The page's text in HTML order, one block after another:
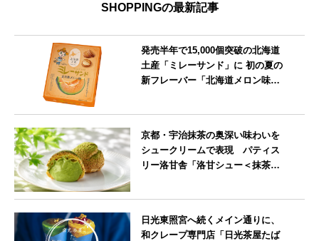
SHOPPINGの最新記事
発売半年で15,000個突破の北海道
土産「ミレーサンド」に 初の夏の
新フレーバー「北海道メロン味」
京都・宇治抹茶の奥深い味わいを
シュークリームで表現 パティス
リー洛甘舎「洛甘シュー＜抹茶
日光東照宮へ続くメイン通りに、
和クレープ専門店「日光茶屋たば